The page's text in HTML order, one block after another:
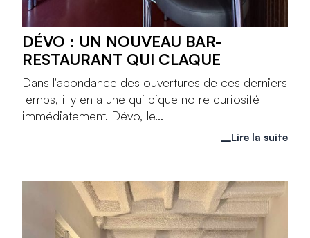
DÉVO : UN NOUVEAU BAR-
RESTAURANT QUI CLAQUE
Dans l'abondance des ouvertures de ces derniers
temps, il y en a une qui pique notre curiosité
immédiatement. Dévo, le...
Lire la suite